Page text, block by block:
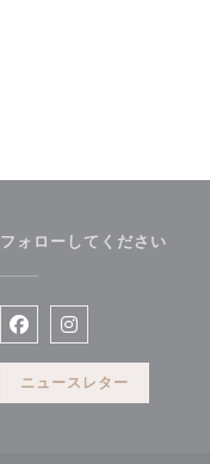
フォローしてください
Facebook ((新しいウ
Instagram ((新し
ニュースレター